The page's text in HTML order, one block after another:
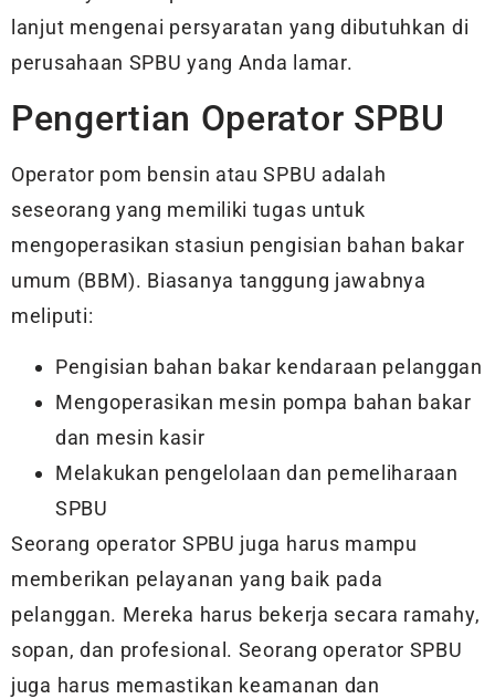
lanjut mengenai persyaratan yang dibutuhkan di
perusahaan SPBU yang Anda lamar.
Pengertian Operator SPBU
Operator pom bensin atau SPBU adalah
seseorang yang memiliki tugas untuk
mengoperasikan stasiun pengisian bahan bakar
umum (BBM). Biasanya tanggung jawabnya
meliputi:
Pengisian bahan bakar kendaraan pelanggan
Mengoperasikan mesin pompa bahan bakar
dan mesin kasir
Melakukan pengelolaan dan pemeliharaan
SPBU
Seorang operator SPBU juga harus mampu
memberikan pelayanan yang baik pada
pelanggan. Mereka harus bekerja secara ramahy,
sopan, dan profesional. Seorang operator SPBU
juga harus memastikan keamanan dan